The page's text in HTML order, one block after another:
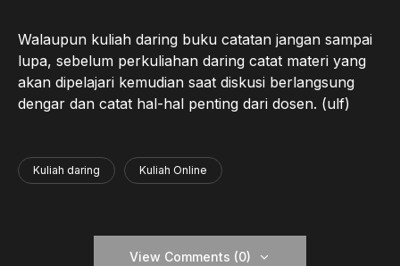
Walaupun kuliah daring buku catatan jangan sampai
lupa, sebelum perkuliahan daring catat materi yang
akan dipelajari kemudian saat diskusi berlangsung
dengar dan catat hal-hal penting dari dosen. (ulf)
Kuliah daring Kuliah Online
View Comments (0)